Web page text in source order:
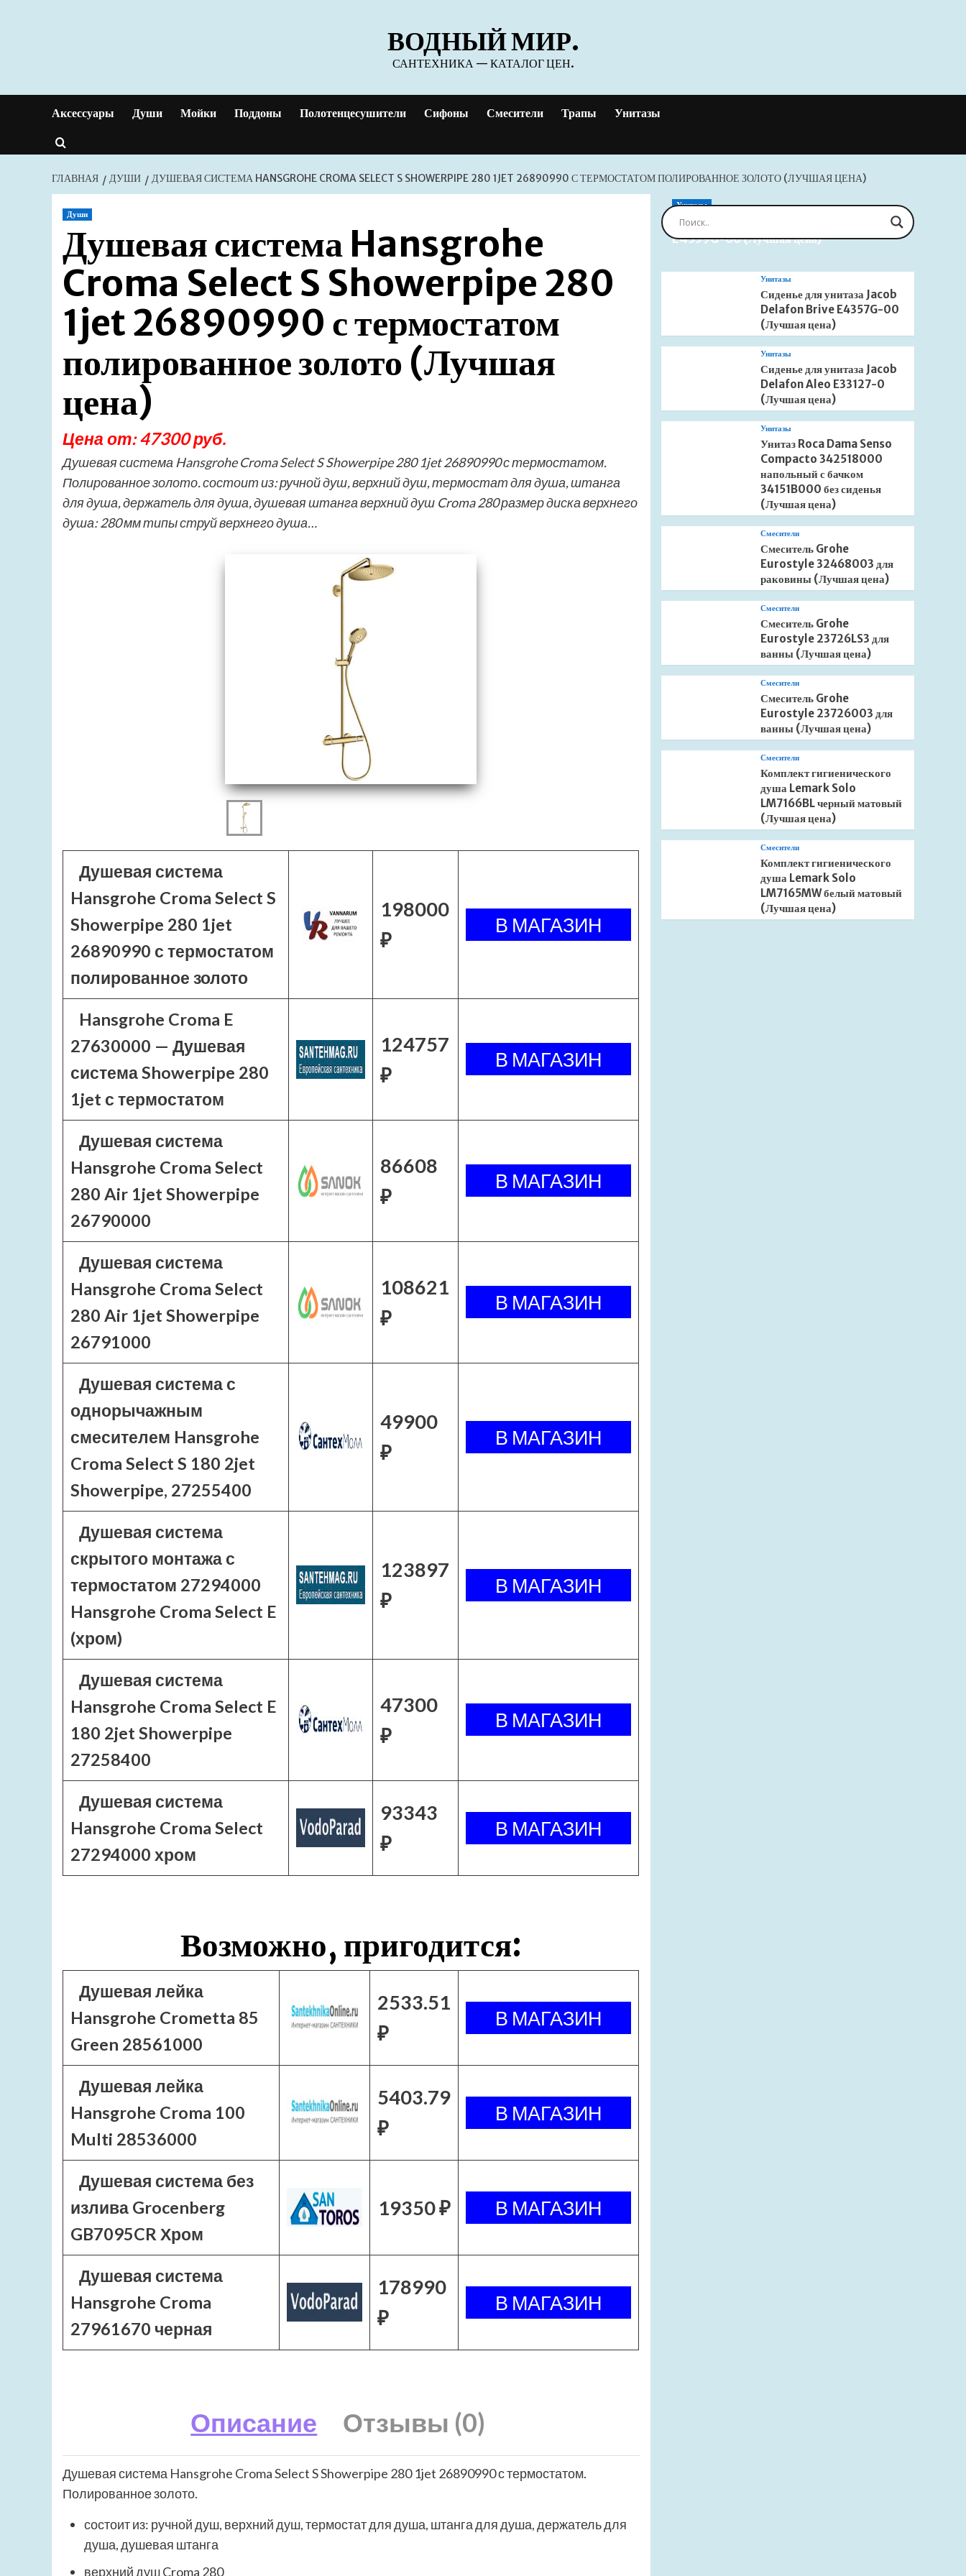
ВОДНЫЙ МИР.
САНТЕХНИКА — КАТАЛОГ ЦЕН.
Аксессуары Души Мойки Поддоны Полотенцесушители Сифоны Смесители Трапы Унитазы
ГЛАВНАЯ ДУШИ ДУШЕВАЯ СИСТЕМА HANSGROHE CROMA SELECT S SHOWERPIPE 280 1JET 26890990 С ТЕРМОСТАТОМ ПОЛИРОВАННОЕ ЗОЛОТО (ЛУЧШАЯ ЦЕНА)
Души
Душевая система Hansgrohe
Croma Select S Showerpipe 280
1jet 26890990 с термостатом
полированное золото (Лучшая
цена)
Цена от: 47300 руб.
Душевая система Hansgrohe Croma Select S Showerpipe 280 1jet 26890990 с термостатом.
Полированное золото. состоит из: ручной душ, верхний душ, термостат для душа, штанга
для душа, держатель для душа, душевая штанга верхний душ Croma 280 размер диска верхнего
душа: 280 мм типы струй верхнего душа…
Душевая система
Hansgrohe Croma Select S
Showerpipe 280 1jet
26890990 с термостатом
полированное золото
198000
₽
Hansgrohe Croma E
27630000 — Душевая
система Showerpipe 280
1jet с термостатом
124757
₽
Душевая система
Hansgrohe Croma Select
280 Air 1jet Showerpipe
26790000
86608
₽
Душевая система
Hansgrohe Croma Select
280 Air 1jet Showerpipe
26791000
108621
₽
Душевая система с
однорычажным
смесителем Hansgrohe
Croma Select S 180 2jet
Showerpipe, 27255400
49900
₽
Душевая система
скрытого монтажа с
термостатом 27294000
Hansgrohe Croma Select E
(хром)
123897
₽
Душевая система
Hansgrohe Croma Select E
180 2jet Showerpipe
27258400
47300
₽
Душевая система
Hansgrohe Croma Select
27294000 хром
93343
₽
Возможно, пригодится:
Душевая лейка
Hansgrohe Crometta 85
Green 28561000
2533.51
₽
Душевая лейка
Hansgrohe Croma 100
Multi 28536000
5403.79
₽
Душевая система без
излива Grocenberg
GB7095CR Хром
19350 ₽
Душевая система
Hansgrohe Croma
27961670 черная
178990
₽
Описание Отзывы (0)
Душевая система Hansgrohe Croma Select S Showerpipe 280 1jet 26890990 с термостатом.
Полированное золото.
состоит из: ручной душ, верхний душ, термостат для душа, штанга для душа, держатель для
душа, душевая штанга
верхний душ Croma 280
Унитазы
Сиденье для унитаза Jacob Delafon Brive
E4359G-00 (Лучшая цена)
Унитазы
Сиденье для унитаза Jacob
Delafon Brive E4357G-00
(Лучшая цена)
Унитазы
Сиденье для унитаза Jacob
Delafon Aleo E33127-0
(Лучшая цена)
Унитазы
Унитаз Roca Dama Senso
Compacto 342518000
напольный с бачком
34151B000 без сиденья
(Лучшая цена)
Смесители
Смеситель Grohe
Eurostyle 32468003 для
раковины (Лучшая цена)
Смесители
Смеситель Grohe
Eurostyle 23726LS3 для
ванны (Лучшая цена)
Смесители
Смеситель Grohe
Eurostyle 23726003 для
ванны (Лучшая цена)
Смесители
Комплект гигиенического
душа Lemark Solo
LM7166BL черный матовый
(Лучшая цена)
Смесители
Комплект гигиенического
душа Lemark Solo
LM7165MW белый матовый
(Лучшая цена)